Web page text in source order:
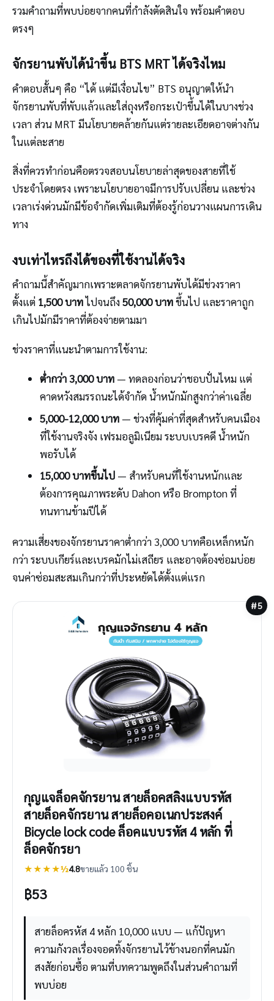
รวมคำถามที่พบบ่อยจากคนที่กำลังตัดสินใจ พร้อมคำตอบ
ตรงๆ
จักรยานพับได้นำขึ้น BTS MRT ได้จริงไหม
คำตอบสั้นๆ คือ “ได้ แต่มีเงื่อนไข” BTS อนุญาตให้นำ
จักรยานพับที่พับแล้วและใส่ถุงหรือกระเป๋าขึ้นได้ในบางช่วง
เวลา ส่วน MRT มีนโยบายคล้ายกันแต่รายละเอียดอาจต่างกัน
ในแต่ละสาย
สิ่งที่ควรทำก่อนคือตรวจสอบนโยบายล่าสุดของสายที่ใช้
ประจำโดยตรง เพราะนโยบายอาจมีการปรับเปลี่ยน และช่วง
เวลาเร่งด่วนมักมีข้อจำกัดเพิ่มเติมที่ต้องรู้ก่อนวางแผนการเดิน
ทาง
งบเท่าไหรถึงได้ของที่ใช้งานได้จริง
คำถามนี้สำคัญมากเพราะตลาดจักรยานพับได้มีช่วงราคา
ตั้งแต่ 1,500 บาทไปจนถึง50,000 บาทขึ้นไป และราคาถูก
เกินไปมักมีราคาที่ต้องจ่ายตามมา
ช่วงราคาที่แนะนำตามการใช้งาน:
ต่ำกว่า 3,000 บาท— ทดลองก่อนว่าชอบปั่นไหม แต่
คาดหวังสมรรถนะได้จำกัด น้ำหนักมักสูงกว่าค่าเฉลี่ย
5,000-12,000 บาท— ช่วงที่คุ้มค่าที่สุดสำหรับคนเมือง
ที่ใช้งานจริงจัง เฟรมอลูมิเนียม ระบบเบรคดี น้ำหนัก
พอรับได้
15,000 บาทขึ้นไป— สำหรับคนที่ใช้งานหนักและ
ต้องการคุณภาพระดับ Dahon หรือ Brompton ที่
ทนทานข้ามปีได้
ความเสี่ยงของจักรยานราคาต่ำกว่า 3,000 บาทคือเหล็กหนัก
กว่า ระบบเกียร์และเบรคมักไม่เสถียร และอาจต้องซ่อมบ่อย
จนค่าซ่อมสะสมเกินกว่าที่ประหยัดได้ตั้งแต่แรก
#5
กุญแจล็อคจักรยาน สายล็อคสลิงแบบรหัส
สายล็อคจักรยาน สายล็อคอเนกประสงค์
Bicycle lock code ล็อคแบบรหัส 4 หลัก ที่
ล็อคจักรยา
★★★★½4.8ขายแล้ว 100 ชิ้น
฿53
สายล็อครหัส 4 หลัก 10,000 แบบ — แก้ปัญหา
ความกังวลเรื่องจอดทิ้งจักรยานไว้ข้างนอกที่คนมัก
สงสัยก่อนซื้อ ตามที่บทความพูดถึงในส่วนคำถามที่
พบบ่อย